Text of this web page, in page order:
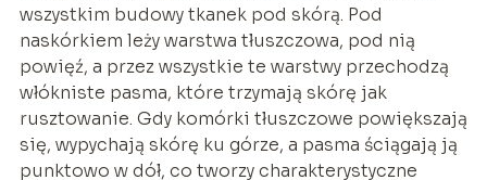
wszystkim budowy tkanek pod skórą. Pod
naskórkiem leży warstwa tłuszczowa, pod nią
powięź, a przez wszystkie te warstwy przechodzą
włókniste pasma, które trzymają skórę jak
rusztowanie. Gdy komórki tłuszczowe powiększają
się, wypychają skórę ku górze, a pasma ściągają ją
punktowo w dół, co tworzy charakterystyczne